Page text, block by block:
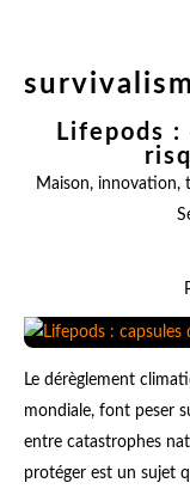
Lifepods :
Maison, innovation,
Le dérèglement
mondiale, font peser
entre catastrophes
protéger est un sujet